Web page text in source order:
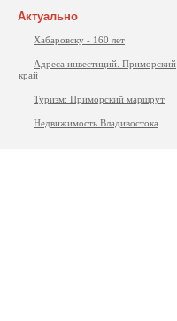
Актуально
Хабаровску - 160 лет
Адреса инвестиций. Приморский
край
Туризм: Приморский маршрут
Недвижимость Владивостока